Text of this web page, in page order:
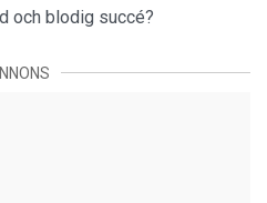
och blodig succé?